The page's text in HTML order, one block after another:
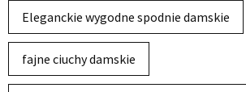
Eleganckie wygodne spodnie damskie
fajne ciuchy damskie